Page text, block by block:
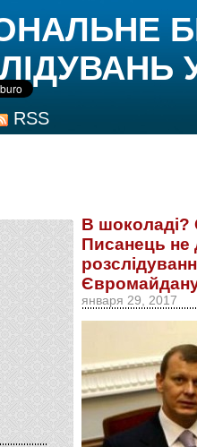
RSS
В шоколаді?
Писанець не
января 29, 2017